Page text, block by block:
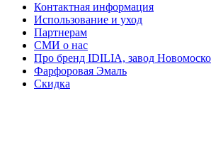
Контактная информация
Использование и уход
Партнерам
СМИ о нас
Про бренд IDILIA, завод
Фарфоровая Эмаль
Скидка